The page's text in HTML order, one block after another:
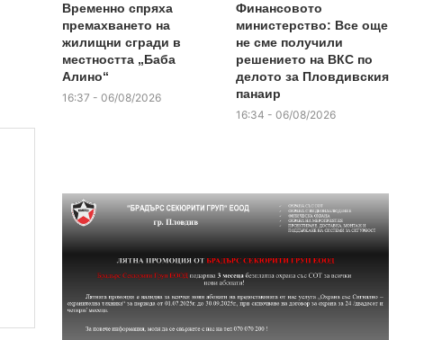
Временно спряха
премахването на
жилищни сгради в
местността „Баба
Алино“
16:37 - 06/08/2026
Финансовото
министерство: Все още
не сме получили
решението на ВКС по
делото за Пловдивския
панаир
16:34 - 06/08/2026